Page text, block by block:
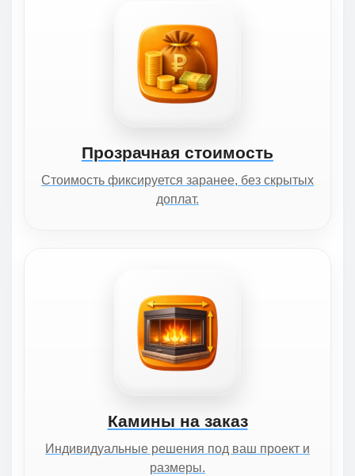
Прозрачная стоимость
Стоимость фиксируется заранее, без скрытых
доплат.
Камины на заказ
Индивидуальные решения под ваш проект и
размеры.